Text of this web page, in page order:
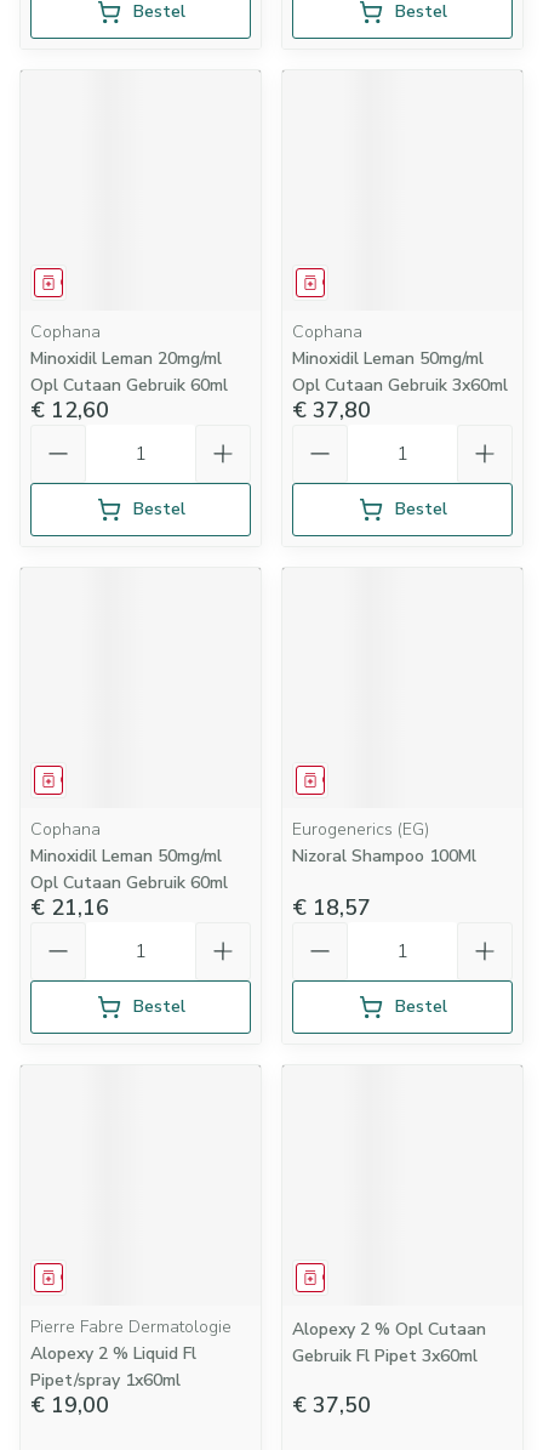
Bestel Bestel
Geneesmiddel
Cophana
Minoxidil Leman 20mg/ml
Opl Cutaan Gebruik 60ml
€ 12,60
Bestel
Geneesmiddel
Cophana
Minoxidil Leman 50mg/ml
Opl Cutaan Gebruik 3x60ml
€ 37,80
Bestel
Geneesmiddel
Cophana
Minoxidil Leman 50mg/ml
Opl Cutaan Gebruik 60ml
€ 21,16
Bestel
Geneesmiddel
Eurogenerics (EG)
Nizoral Shampoo 100Ml
€ 18,57
Bestel
Geneesmiddel
Pierre Fabre Dermatologie
Alopexy 2 % Liquid Fl
Pipet/spray 1x60ml
€ 19,00
Geneesmiddel
Alopexy 2 % Opl Cutaan
Gebruik Fl Pipet 3x60ml
€ 37,50